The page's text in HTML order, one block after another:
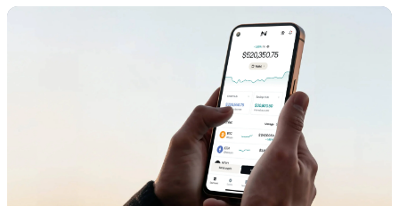
Ten en cuenta que esta dirección no sirve para cargar saldo.
Si quieres transferir fondos a tu cuenta Nexo, consulta este